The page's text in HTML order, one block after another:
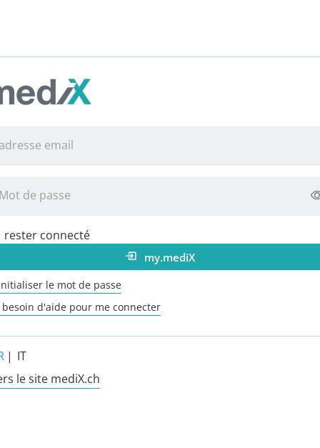
email
de passe
rester connecté
my.mediX
le mot de passe
besoin d'aide pour me connecter
| IT
le site mediX.ch